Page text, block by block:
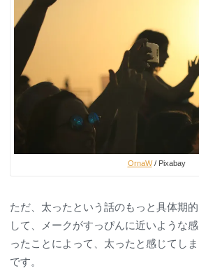
OrnaW/ Pixabay
ただ、太ったという話のもっと具体期
して、メークがすっぴんに近いような
ったことによって、太ったと感じてし
です。